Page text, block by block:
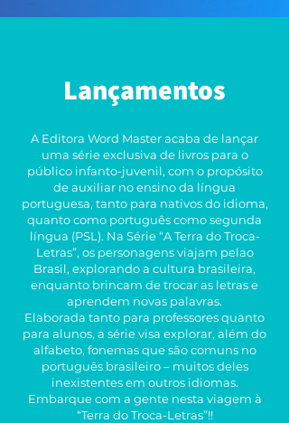
Lançamentos
A Editora Word Master acaba de lançar
uma série exclusiva de livros para o
público infanto-juvenil, com o propósito
de auxiliar no ensino da língua
portuguesa, tanto para nativos do idioma,
quanto como português como segunda
língua (PSL). Na Série “A Terra do Troca-
Letras”, os personagens viajam pelao
Brasil, explorando a cultura brasileira,
enquanto brincam de trocar as letras e
aprendem novas palavras.
Elaborada tanto para professores quanto
para alunos, a série visa explorar, além do
alfabeto, fonemas que são comuns no
português brasileiro – muitos deles
inexistentes em outros idiomas.
Embarque com a gente nesta viagem à
“Terra do Troca-Letras”!!